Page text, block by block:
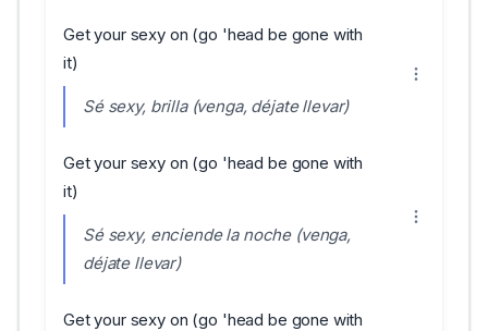
Get your sexy on (go 'head be gone with
it)
Sé sexy, brilla (venga, déjate llevar)
Get your sexy on (go 'head be gone with
it)
Sé sexy, enciende la noche (venga,
déjate llevar)
Get your sexy on (go 'head be gone with